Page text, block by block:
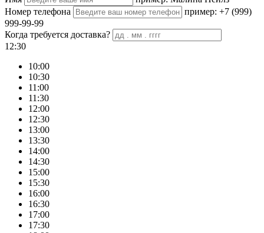
Номер телефона
пример: +7 (999)
999-99-99
Когда требуется доставка?
12:30
10:00
10:30
11:00
11:30
12:00
12:30
13:00
13:30
14:00
14:30
15:00
15:30
16:00
16:30
17:00
17:30